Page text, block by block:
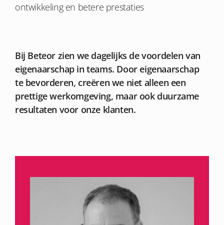
ontwikkeling en betere prestaties
Bij Beteor zien we dagelijks de voordelen van
eigenaarschap in teams. Door eigenaarschap
te bevorderen, creëren we niet alleen een
prettige werkomgeving, maar ook duurzame
resultaten voor onze klanten.